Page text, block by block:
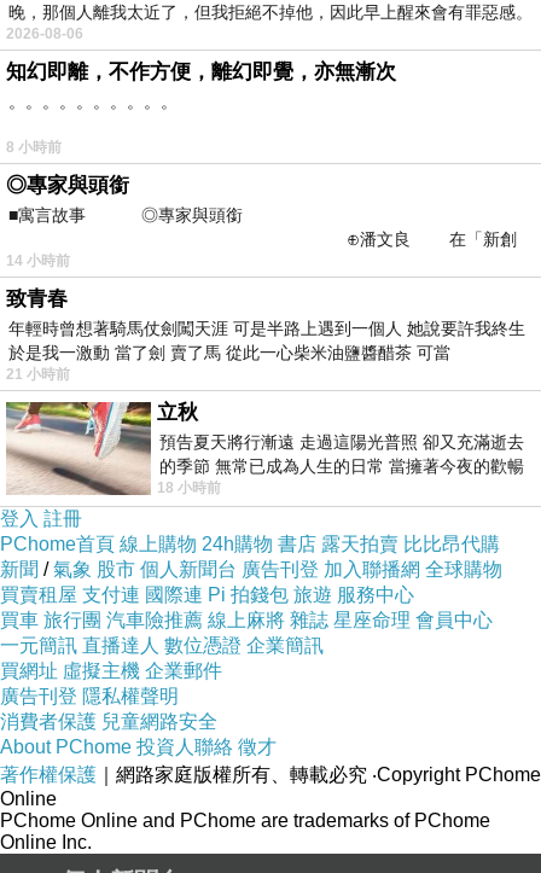
商品網址:
http://product.mobchannels.com/redirect.php?
T 恤 ,t
搭,一字領荷葉,一字領連身,一字領連身褲,一字領連身長褲,一字領
針織洋裝,一字領露肩
女, 上衣
韓,上衣洋裝,夏天穿搭,夏天穿搭
女,夏天穿搭技巧 夏天穿搭教學 夏天穿搭文 夏天穿搭法 夏天穿搭
術,夏天穿搭衣服, 夏日穿搭
歐美,夏日穿搭
韓國,夏日穿搭女,夏日穿搭技巧,夏日穿搭教學,夏日穿搭文,夏日穿
搭法 夏日穿搭術 , 夏日穿搭風,女生 t恤推薦,好看t恤推薦, 好穿 t恤推
薦 小可愛 ,小可愛內搭,小可愛背心,帽t,帽 tee,帽t品牌,帽t外套,帽t搭
配,平價 t恤推薦, 平價針織衫推薦,泳裝,泳裝品牌,泳裝專賣店
薦 ,泳裝推薦品牌,泳裝推薦店家,泳裝推薦款式,泳裝特賣 泳裝罩衫
洋裝,洋裝
棉,洋裝
韓 ,洋裝品牌,洋裝外套, 洋裝小外套
品牌 洋裝推薦店家
台北 洋裝推薦網拍 洋裝推薦網站 洋裝推薦網購 洋裝推薦賣家
裝禮服,洋裝穿搭
晚，那個人離我太近了，但我拒絕不掉他，因此早上醒來會有罪惡感。
2026-08-06
知幻即離，不作方便，離幻即覺，亦無漸次
。。。。。。。。。。
8 小時前
◎專家與頭銜
■寓言故事 ◎專家與頭銜
⊕潘文良 在「新創
之谷」裡——
14 小時前
致青春
年輕時曾想著騎馬仗劍闖天涯 可是半路上遇到一個人 她說要許我終生
於是我一激動 當了劍 賣了馬 從此一心柴米油鹽醬醋茶 可當
21 小時前
立秋
預告夏天將行漸遠 走過這陽光普照 卻又充滿逝去
的季節 無常已成為人生的日常 當擁著今夜的歡暢
舒心 轉眼驟成昨日 而明晨 太陽
18 小時前
登入 註冊
PChome首頁 線上購物 24h購物 書店 露天拍賣 比比昂代購
新聞 /氣象 股市 個人新聞台 廣告刊登 加入聯播網 全球購物
買賣租屋 支付連 國際連 Pi 拍錢包 旅遊 服務中心
買車 旅行團 汽車險推薦 線上麻將 雜誌 星座命理 會員中心
一元簡訊 直播達人 數位憑證 企業簡訊
買網址 虛擬主機 企業郵件
廣告刊登 隱私權聲明
消費者保護 兒童網路安全
About PChome 投資人聯絡 徵才
著作權保護 ｜網路家庭版權所有、轉載必究 ‧Copyright PChome
Online
PChome Online and PChome are trademarks of PChome
Online Inc.